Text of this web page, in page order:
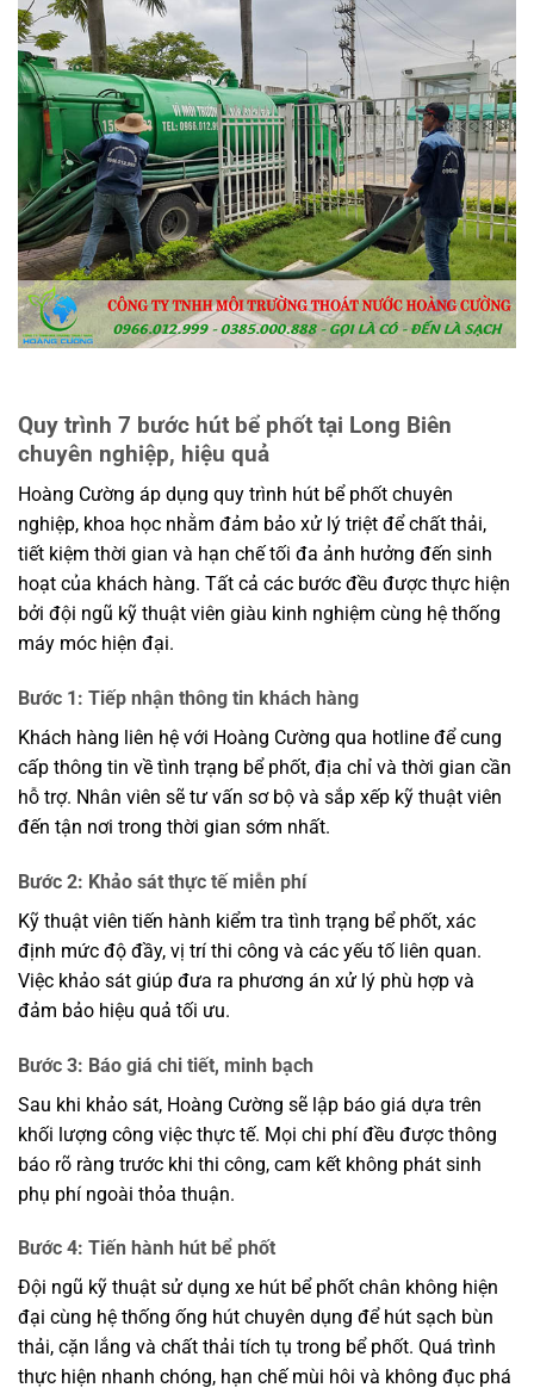
Quy trình 7 bước hút bể phốt tại Long Biên
chuyên nghiệp, hiệu quả
Hoàng Cường áp dụng quy trình hút bể phốt chuyên
nghiệp, khoa học nhằm đảm bảo xử lý triệt để chất thải,
tiết kiệm thời gian và hạn chế tối đa ảnh hưởng đến sinh
hoạt của khách hàng. Tất cả các bước đều được thực hiện
bởi đội ngũ kỹ thuật viên giàu kinh nghiệm cùng hệ thống
máy móc hiện đại.
Bước 1: Tiếp nhận thông tin khách hàng
Khách hàng liên hệ với Hoàng Cường qua hotline để cung
cấp thông tin về tình trạng bể phốt, địa chỉ và thời gian cần
hỗ trợ. Nhân viên sẽ tư vấn sơ bộ và sắp xếp kỹ thuật viên
đến tận nơi trong thời gian sớm nhất.
Bước 2: Khảo sát thực tế miễn phí
Kỹ thuật viên tiến hành kiểm tra tình trạng bể phốt, xác
định mức độ đầy, vị trí thi công và các yếu tố liên quan.
Việc khảo sát giúp đưa ra phương án xử lý phù hợp và
đảm bảo hiệu quả tối ưu.
Bước 3: Báo giá chi tiết, minh bạch
Sau khi khảo sát, Hoàng Cường sẽ lập báo giá dựa trên
khối lượng công việc thực tế. Mọi chi phí đều được thông
báo rõ ràng trước khi thi công, cam kết không phát sinh
phụ phí ngoài thỏa thuận.
Bước 4: Tiến hành hút bể phốt
Đội ngũ kỹ thuật sử dụng xe hút bể phốt chân không hiện
đại cùng hệ thống ống hút chuyên dụng để hút sạch bùn
thải, cặn lắng và chất thải tích tụ trong bể phốt. Quá trình
thực hiện nhanh chóng, hạn chế mùi hôi và không đục phá